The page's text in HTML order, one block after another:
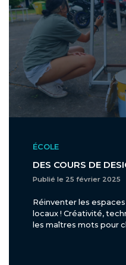
ÉCOLE
DES COURS DE
Publié le 25 février 2025
Réinventer les
locaux ! Créativité,
les maîtres mots pour